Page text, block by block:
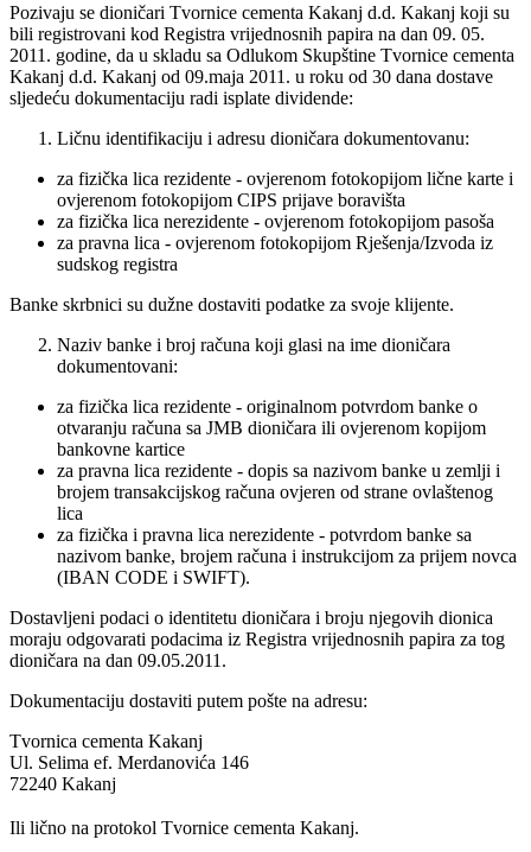
Pozivaju se dioničari Tvornice cementa Kakanj d.d. Kakanj koji su
bili registrovani kod Registra vrijednosnih papira na dan 09. 05.
2011. godine, da u skladu sa Odlukom Skupštine Tvornice cementa
Kakanj d.d. Kakanj od 09.maja 2011. u roku od 30 dana dostave
sljedeću dokumentaciju radi isplate dividende:
Ličnu identifikaciju i adresu dioničara dokumentovanu:
za fizička lica rezidente - ovjerenom fotokopijom lične karte i
ovjerenom fotokopijom CIPS prijave boravišta
za fizička lica nerezidente - ovjerenom fotokopijom pasoša
za pravna lica - ovjerenom fotokopijom Rješenja/Izvoda iz
sudskog registra
Banke skrbnici su dužne dostaviti podatke za svoje klijente.
Naziv banke i broj računa koji glasi na ime dioničara
dokumentovani:
za fizička lica rezidente - originalnom potvrdom banke o
otvaranju računa sa JMB dioničara ili ovjerenom kopijom
bankovne kartice
za pravna lica rezidente - dopis sa nazivom banke u zemlji i
brojem transakcijskog računa ovjeren od strane ovlaštenog
lica
za fizička i pravna lica nerezidente - potvrdom banke sa
nazivom banke, brojem računa i instrukcijom za prijem novca
(IBAN CODE i SWIFT).
Dostavljeni podaci o identitetu dioničara i broju njegovih dionica
moraju odgovarati podacima iz Registra vrijednosnih papira za tog
dioničara na dan 09.05.2011.
Dokumentaciju dostaviti putem pošte na adresu:
Tvornica cementa Kakanj
Ul. Selima ef. Merdanovića 146
72240 Kakanj
Ili lično na protokol Tvornice cementa Kakanj.